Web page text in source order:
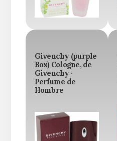
Givenchy (purple
Box) Cologne, de
Givenchy ·
Perfume de
Hombre